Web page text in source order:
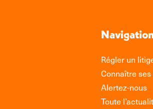
Régler un
Connaître
Alertez-nous
Toute